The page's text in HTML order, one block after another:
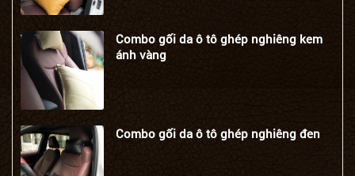
Combo gối da ô tô ghép nghiêng kem
ánh vàng
Combo gối da ô tô ghép nghiêng đen